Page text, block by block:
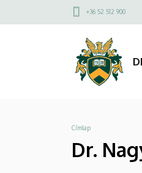
a
Felső
menü
+36 52 512 900
Morzsa
Címlap
Dr.